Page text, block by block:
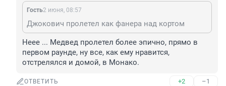
Гость2 июня, 08:57
Джокович пролетел как фанера над кортом
Неее ... Медвед пролетел более эпично, прямо в
первом раунде, ну все, как ему нравится,
отстрелялся и домой, в Монако.
ОТВЕТИТЬ +2 –1